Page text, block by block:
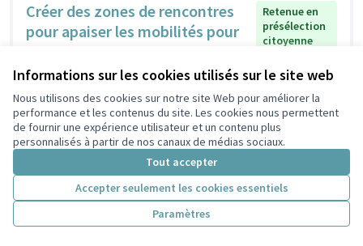
Informations sur les cookies utilisés sur le site web
Nous utilisons des cookies sur notre site Web pour améliorer la
performance et les contenus du site. Les cookies nous permettent
de fournir une expérience utilisateur et un contenu plus
personnalisés à partir de nos canaux de médias sociaux.
Tout accepter
Accepter seulement les cookies essentiels
Paramètres
Créer des zones de rencontres
pour apaiser les mobilités pour
Retenue en
présélection
citoyenne
Lamfou 2 0